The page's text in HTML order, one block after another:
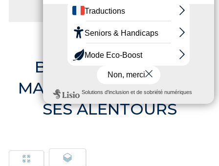
BALADES À SAINT-
MAUR-DES-FOSSÉS ET
SES ALENTOURS